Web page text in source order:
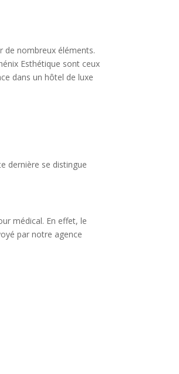
de nombreux éléments.
Esthétique sont ceux
dans un hôtel de luxe
dernière se distingue
médical. En effet, le
par notre agence